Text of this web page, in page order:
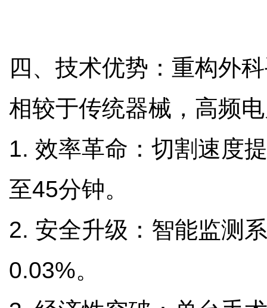
四、技术优势：重构外
相较于传统器械，高频
1. 效率革命：切割速度
至45分钟。
2. 安全升级：智能监测
0.03%。